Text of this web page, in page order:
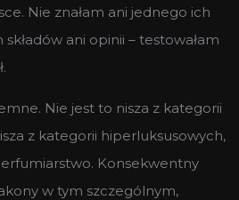
Nie znałam ani jednego ich
ani opinii – testowałam
Nie jest to nisza z kategorii
z kategorii hiperluksusowych,
Konsekwentny
w tym szczególnym,